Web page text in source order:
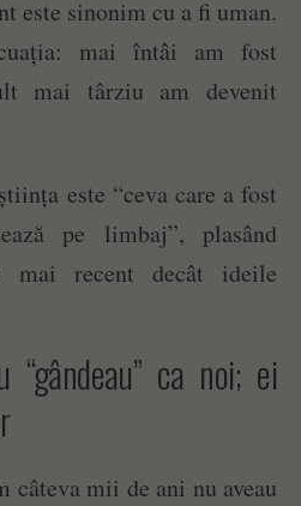
este sinonim cu a fi uman.
mai întâi am fost
mai târziu am devenit
este “ceva care a fost
pe limbaj”, plasând
mai recent decât ideile
ca noi; ei
câteva mii de ani nu aveau